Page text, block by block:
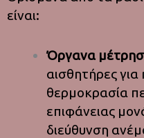
είναι:
Όργανα
αισθητήρες για
θερμοκρασία
επιφάνειας
διεύθυνση